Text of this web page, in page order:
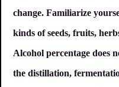
change. Familiarize
kinds of seeds, fruits,
Alcohol percentage does
the distillation,